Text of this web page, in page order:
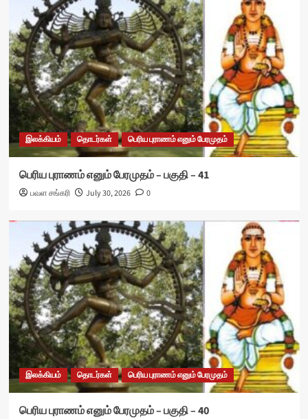
இலக்கியம் தொடர்கள் பெரிய புராணம் எனும் பேரமுதம்
பெரிய புராணம் எனும் பேரமுதம் – பகுதி – 41
பவள சங்கரி July 30, 2026 0
இலக்கியம் தொடர்கள் பெரிய புராணம் எனும் பேரமுதம்
பெரிய புராணம் எனும் பேரமுதம் – பகுதி – 40